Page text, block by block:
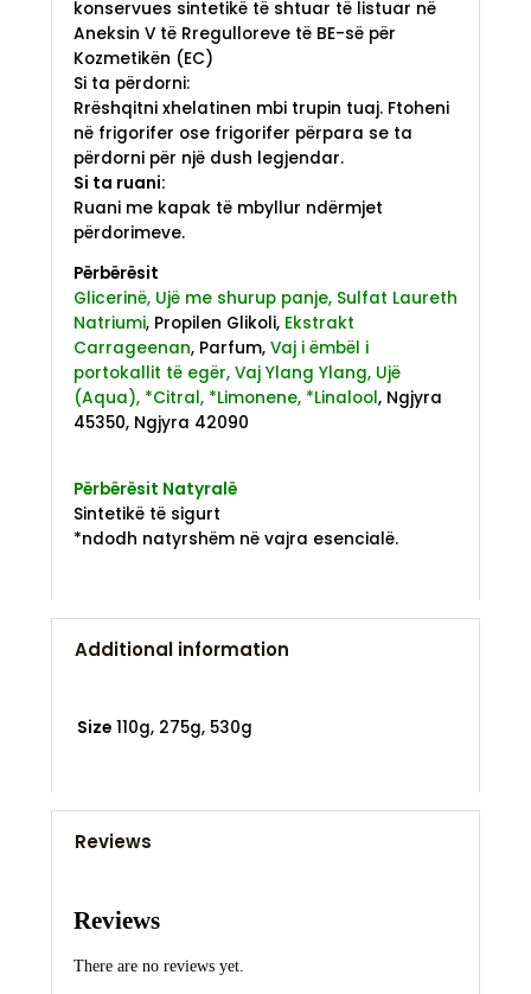
konservues sintetikë të shtuar të listuar në
Aneksin V të Rregulloreve të BE-së për
Kozmetikën (EC)
Si ta përdorni:
Rrëshqitni xhelatinen mbi trupin tuaj. Ftoheni
në frigorifer ose frigorifer përpara se ta
përdorni për një dush legjendar.
Si ta ruani:
Ruani me kapak të mbyllur ndërmjet
përdorimeve.
Përbërësit
Glicerinë, Ujë me shurup panje, Sulfat Laureth
Natriumi, Propilen Glikoli, Ekstrakt
Carrageenan, Parfum, Vaj i ëmbël i
portokallit të egër, Vaj Ylang Ylang, Ujë
(Aqua), *Citral, *Limonene, *Linalool, Ngjyra
45350, Ngjyra 42090
Përbërësit Natyralë
Sintetikë të sigurt
*ndodh natyrshëm në vajra esencialë.
Additional information
Size 110g, 275g, 530g
Reviews
Reviews
There are no reviews yet.